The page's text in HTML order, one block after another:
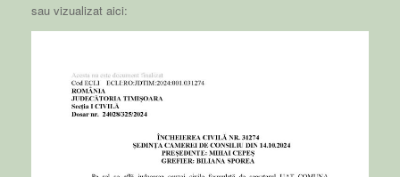
sau vizualizat aici: